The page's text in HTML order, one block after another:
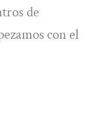
de
con el